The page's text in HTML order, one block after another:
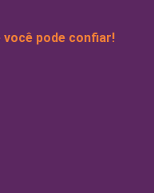
você pode confiar!